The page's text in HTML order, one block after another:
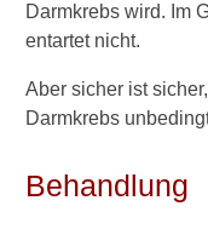
Darmkrebs wird. Im
entartet nicht.
Aber sicher ist
Darmkrebs
Behandlung
e
U
t
e
u